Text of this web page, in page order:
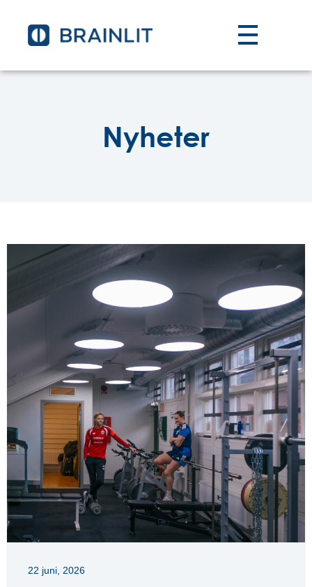
Nyheter
22 juni, 2026